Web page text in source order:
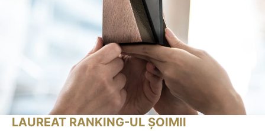
LAUREAT RANKING-UL ȘOIMII